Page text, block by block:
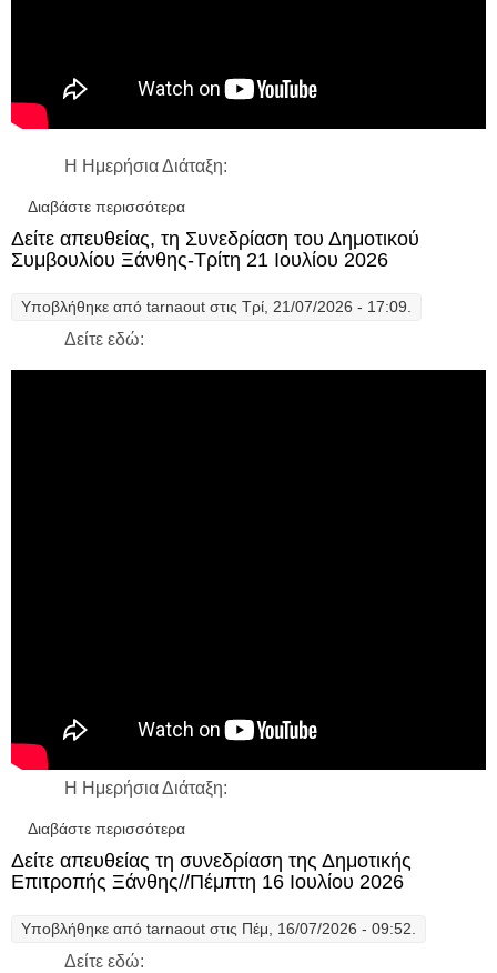
Η Ημερήσια Διάταξη:
Διαβάστε περισσότερα
Δημοτικής Επιτροπής Ξάνθης – Πέμπτη 30
Ιουλίου 2026
Δείτε απευθείας, τη Συνεδρίαση του Δημοτικού
Συμβουλίου Ξάνθης-Τρίτη 21 Ιουλίου 2026
Υποβλήθηκε από tarnaout στις Τρί, 21/07/2026 - 17:09.
Δείτε εδώ:
H Ημερήσια Διάταξη:
Διαβάστε περισσότερα
Δημοτικού Συμβουλίου Ξάνθης-Τρίτη 21
Ιουλίου 2026
Δείτε απευθείας τη συνεδρίαση της Δημοτικής
Επιτροπής Ξάνθης//Πέμπτη 16 Ιουλίου 2026
Υποβλήθηκε από tarnaout στις Πέμ, 16/07/2026 - 09:52.
Δείτε εδώ: